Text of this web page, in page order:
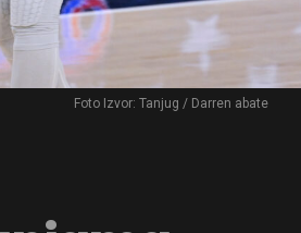
Foto Izvor: Tanjug / Darren abate